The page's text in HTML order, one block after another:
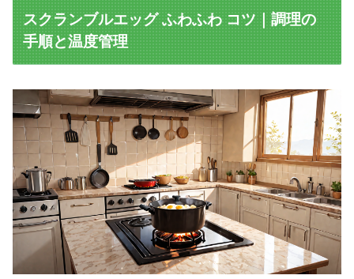
スクランブルエッグ ふわふわ コツ｜調理の
手順と温度管理